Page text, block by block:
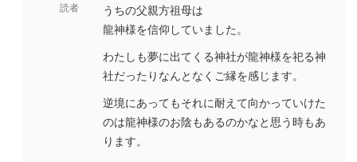
読者
うちの父親方祖母は
龍神様を信仰していました。
わたしも夢に出てくる神社が龍神様を祀る神
社だったりなんとなくご縁を感じます。
逆境にあってもそれに耐えて向かっていけた
のは龍神様のお陰もあるのかなと思う時もあ
ります。